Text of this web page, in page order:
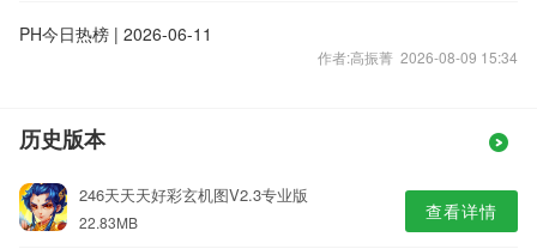
PH今日热榜 | 2026-06-11
作者:高振菁 2026-08-09 15:34
历史版本
246天天天好彩玄机图V2.3专业版
22.83MB 查看详情